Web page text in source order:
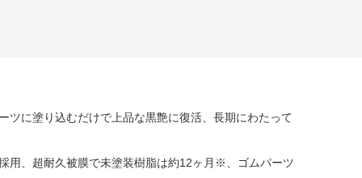
ツに塗り込むだけで上品な黒艶に復活、長期にわたって
用、超耐久被膜で未塗装樹脂は約12ヶ月※、ゴムパーツ